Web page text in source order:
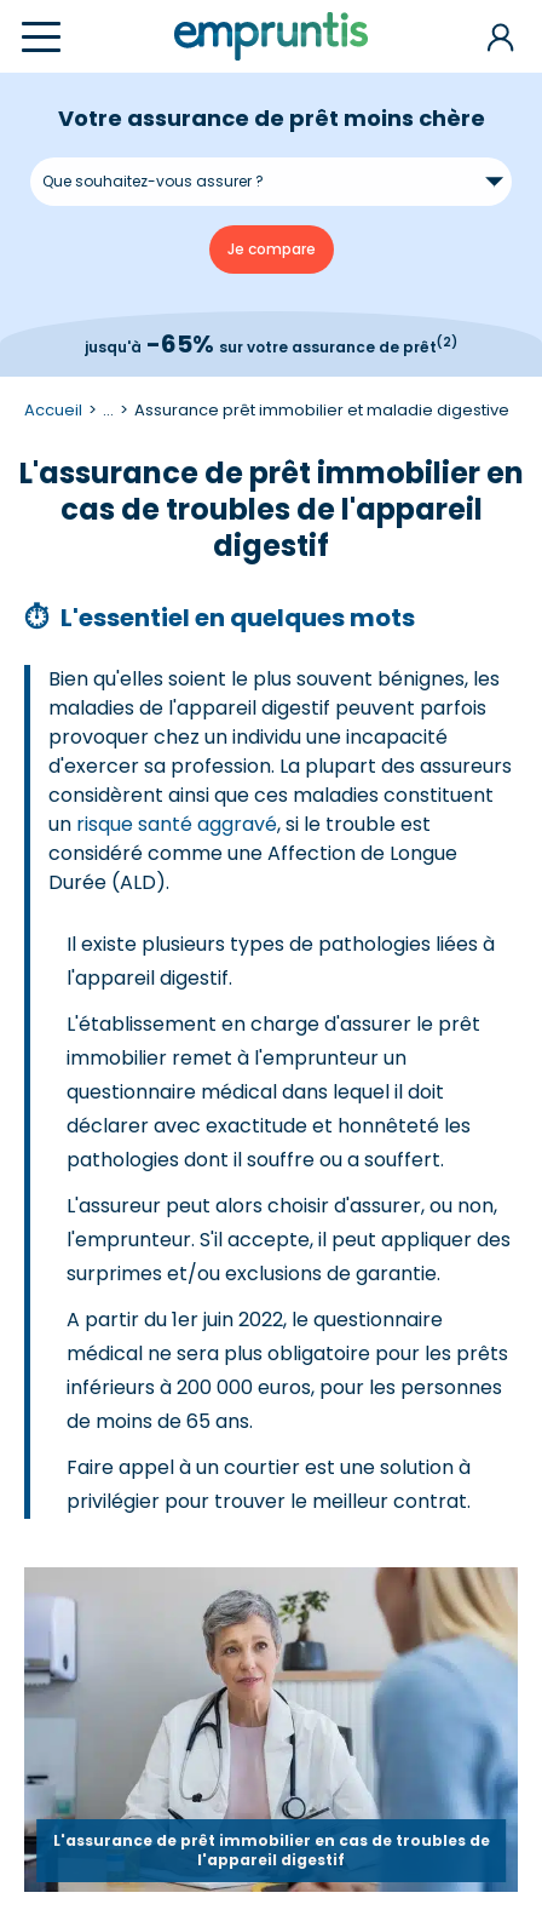
Votre assurance de prêt moins chère
jusqu'à -65% sur votre assurance de prêt(2)
Accueil ... Assurance prêt immobilier et maladie digestive
L'assurance de prêt immobilier en
cas de troubles de l'appareil
digestif
⏱ L'essentiel en quelques mots
Bien qu'elles soient le plus souvent bénignes, les
maladies de l'appareil digestif peuvent parfois
provoquer chez un individu une incapacité
d'exercer sa profession. La plupart des assureurs
considèrent ainsi que ces maladies constituent
un risque santé aggravé, si le trouble est
considéré comme une Affection de Longue
Durée (ALD).
Il existe plusieurs types de pathologies liées à
l'appareil digestif.
L'établissement en charge d'assurer le prêt
immobilier remet à l'emprunteur un
questionnaire médical dans lequel il doit
déclarer avec exactitude et honnêteté les
pathologies dont il souffre ou a souffert.
L'assureur peut alors choisir d'assurer, ou non,
l'emprunteur. S'il accepte, il peut appliquer des
surprimes et/ou exclusions de garantie.
A partir du 1er juin 2022, le questionnaire
médical ne sera plus obligatoire pour les prêts
inférieurs à 200 000 euros, pour les personnes
de moins de 65 ans.
Faire appel à un courtier est une solution à
privilégier pour trouver le meilleur contrat.
L'assurance de prêt immobilier en cas de troubles de
l'appareil digestif